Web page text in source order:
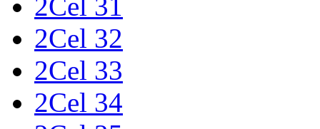
2Cel 32
2Cel 33
2Cel 34